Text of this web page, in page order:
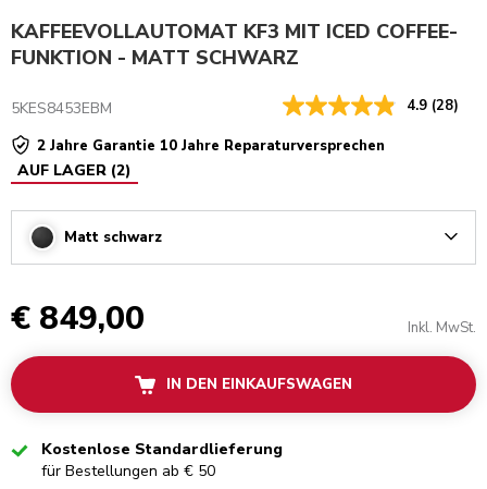
KAFFEEVOLLAUTOMAT KF3 MIT ICED COFFEE-
FUNKTION - MATT SCHWARZ
5KES8453EBM 4.9 (28)
2 Jahre Garantie 10 Jahre Reparaturversprechen
AUF LAGER (2)
Matt schwarz
€ 849,00 Inkl. MwSt.
IN DEN EINKAUFSWAGEN
CheckedKostenlose Standardlieferung
für Bestellungen ab € 50